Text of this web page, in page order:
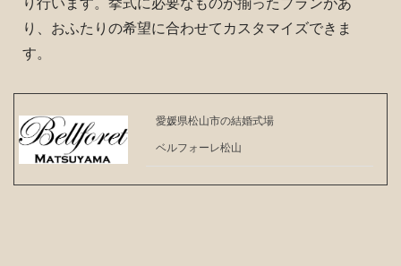
り行います。挙式に必要なものが揃ったプランがあ
り、おふたりの希望に合わせてカスタマイズできま
す。
愛媛県松山市の結婚式場
ベルフォーレ松山